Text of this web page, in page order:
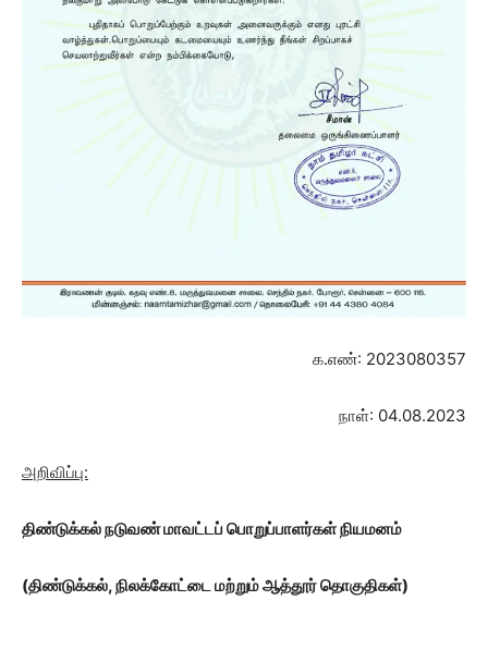
க.எண்: 2023080357
நாள்: 04.08.2023
அறிவிப்பு:
திண்டுக்கல் நடுவண் மாவட்டப் பொறுப்பாளர்கள் நியமனம்
(திண்டுக்கல்,நிலக்கோட்டை மற்றும் ஆத்தூர் தொகுதிகள்)